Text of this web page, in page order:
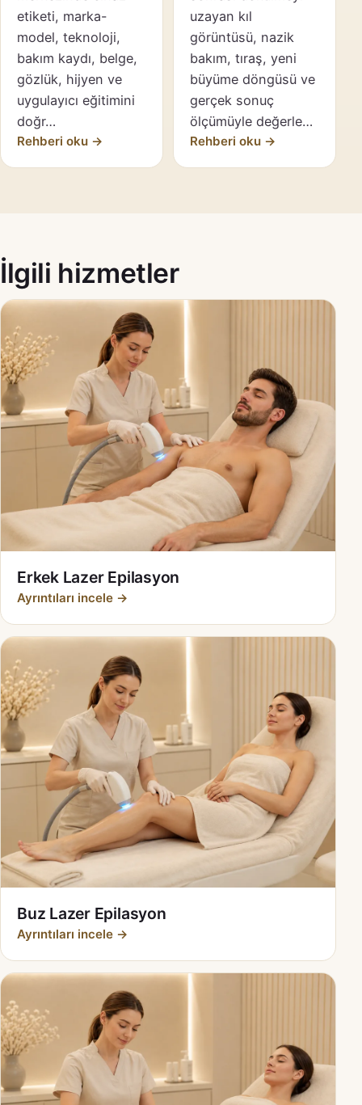
etiketi, marka-
model, teknoloji,
bakım kaydı, belge,
gözlük, hijyen ve
uygulayıcı eğitimini
doğr…
Rehberi oku →
uzayan kıl
görüntüsü, nazik
bakım, tıraş, yeni
büyüme döngüsü ve
gerçek sonuç
ölçümüyle değerle…
Rehberi oku →
İlgili hizmetler
Erkek Lazer Epilasyon
Ayrıntıları incele →
Buz Lazer Epilasyon
Ayrıntıları incele →